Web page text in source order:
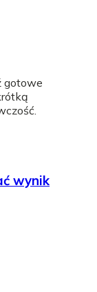
gotowe
wynik